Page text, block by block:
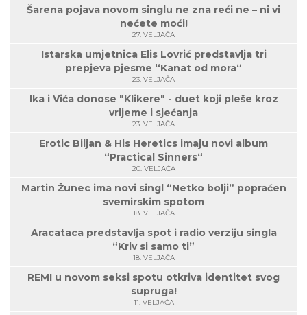
Šarena pojava novom singlu ne zna reći ne – ni vi
nećete moći!
27. VELJAČA
Istarska umjetnica Elis Lovrić predstavlja tri
prepjeva pjesme “Kanat od mora“
23. VELJAČA
Ika i Vića donose "Klikere" - duet koji pleše kroz
vrijeme i sjećanja
23. VELJAČA
Erotic Biljan & His Heretics imaju novi album
“Practical Sinners“
20. VELJAČA
Martin Žunec ima novi singl “Netko bolji” popraćen
svemirskim spotom
18. VELJAČA
Aracataca predstavlja spot i radio verziju singla
“Kriv si samo ti”
18. VELJAČA
REMI u novom seksi spotu otkriva identitet svog
supruga!
11. VELJAČA